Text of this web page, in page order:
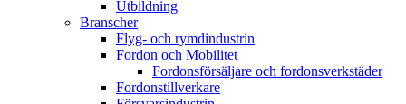
Utbildning
Branscher
Flyg- och rymdindustrin
Fordon och Mobilitet
Fordonsförsäljare och fordonsverkstäder
Fordonstillverkare